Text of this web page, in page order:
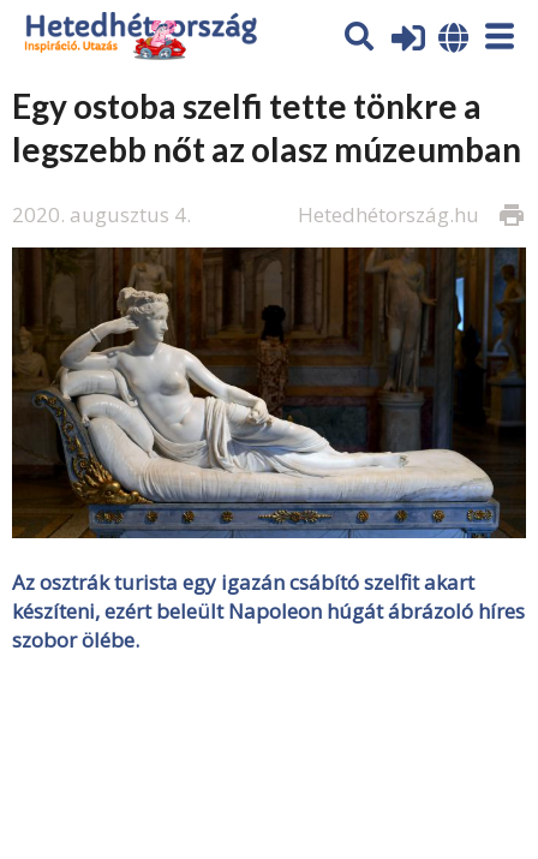
Egy ostoba szelfi tette tönkre a
legszebb nőt az olasz múzeumban
2020. augusztus 4. print
Hetedhétország.hu
Az osztrák turista egy igazán csábító szelfit akart
készíteni, ezért beleült Napoleon húgát ábrázoló híres
szobor ölébe.